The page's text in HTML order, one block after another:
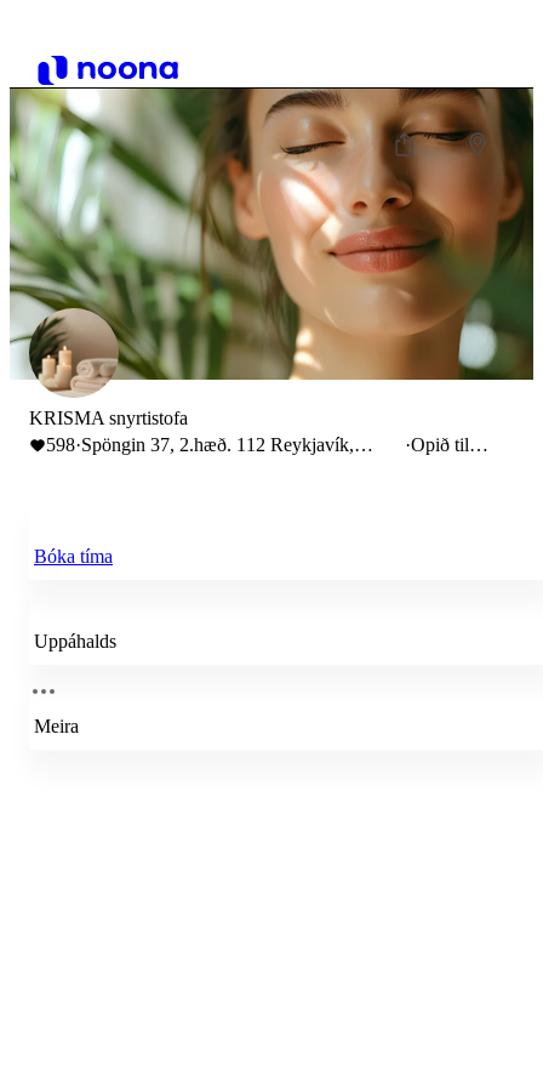
KRISMA snyrtistofa
598·Spöngin 37, 2.hæð. 112 Reykjavík,
·Opið til
Bóka tíma
Uppáhalds
Meira